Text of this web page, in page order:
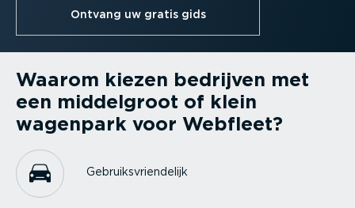
Ontvang uw gratis gids
Waarom kiezen bedrijven met
een middelgroot of klein
wagenpark voor Webfleet?
Gebruiks­vrien­delijk